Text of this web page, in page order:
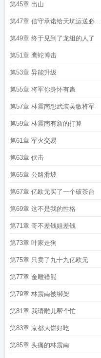
第45章 出山
第47章 信守承诺给天坑运送必需
物资
第49章 终于见到了龙组的人了
第51章 鹰蛇博击
第53章 异能升级
第55章 将军你身怀有蛊
第57章 林震南想武装吴敏将军
第59章 林震南有新的打算
第61章 军火交易
第63章 伏击
第65章 公路滑坡
第67章 亿欧元买了一个破茶台
第69章 这不是我的性格
第71章 哥不差钱姐差钱
第73章 叶家走狗
第75章 只卖了九十九亿欧元
第77章 金雕猎熊
第79章 林震南被绑架
第81章 我请雕儿帮个忙
第83章 京都大饼好吃
第85章 头痛的林震南